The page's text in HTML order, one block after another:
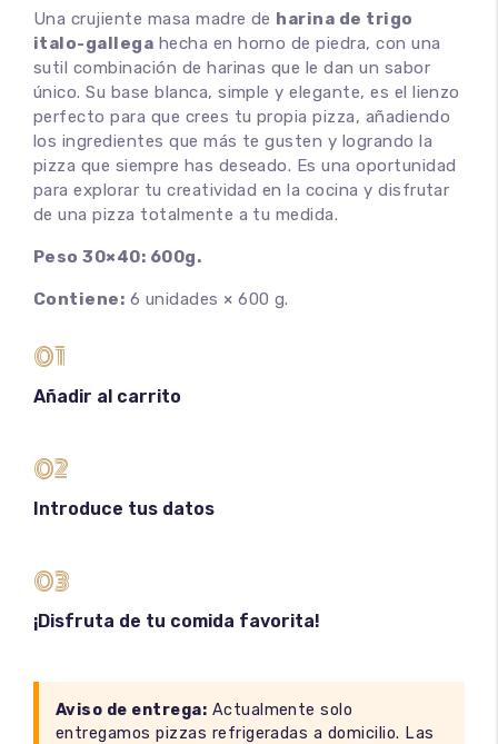
Una crujiente masa madre de harina de trigo
italo-gallega hecha en horno de piedra, con una
sutil combinación de harinas que le dan un sabor
único. Su base blanca, simple y elegante, es el lienzo
perfecto para que crees tu propia pizza, añadiendo
los ingredientes que más te gusten y logrando la
pizza que siempre has deseado. Es una oportunidad
para explorar tu creatividad en la cocina y disfrutar
de una pizza totalmente a tu medida.
Peso 30×40: 600g.
Contiene: 6 unidades × 600 g.
01
Añadir al carrito
02
Introduce tus datos
03
¡Disfruta de tu comida favorita!
Aviso de entrega: Actualmente solo
entregamos pizzas refrigeradas a domicilio. Las